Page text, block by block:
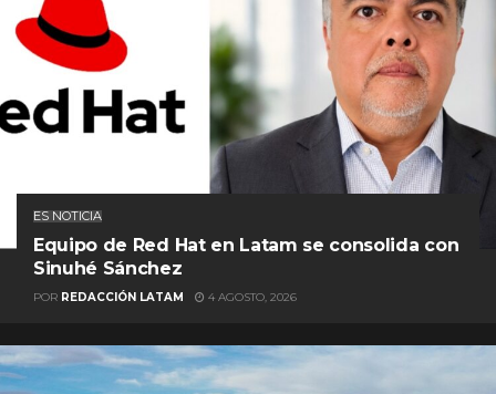
ES NOTICIA
Equipo de Red Hat en Latam se consolida con
Sinuhé Sánchez
POR REDACCIÓN LATAM 4 AGOSTO, 2026